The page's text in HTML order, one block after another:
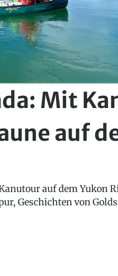
Mit
auf
auf dem Yukon
Geschichten von